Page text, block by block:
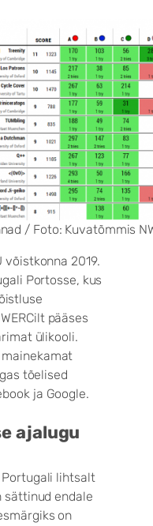
/ Foto: Kuvatõmmis
2019.
Portosse, kus
pääses
ülikooli.
tõelised
ja Google.
ajalugu
Portugali lihtsalt
sättinud endale
on